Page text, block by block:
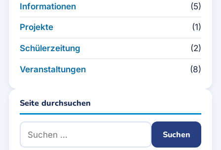
Informationen (5)
Projekte (1)
Schülerzeitung (2)
Veranstaltungen (8)
Seite durchsuchen
Suchen nach: